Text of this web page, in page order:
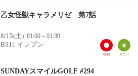
乙女怪獣キャラメリゼ 第7話
8/15(土) 01:00～01:30
BS11 イレブン
SUNDAYスマイルGOLF #294